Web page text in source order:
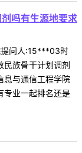
吗有生源地要求
提问人:15***03时
族骨干计划调剂
息与通信工程学院
专业一起排名还是